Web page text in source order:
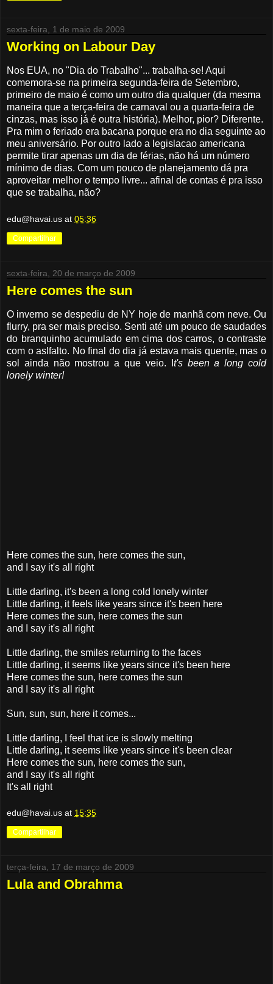
sexta-feira, 1 de maio de 2009
Working on Labour Day
Nos EUA, no "Dia do Trabalho"... trabalha-se! Aqui
comemora-se na primeira segunda-feira de Setembro,
primeiro de maio é como um outro dia qualquer (da mesma
maneira que a terça-feira de carnaval ou a quarta-feira de
cinzas, mas isso já é outra história). Melhor, pior? Diferente.
Pra mim o feriado era bacana porque era no dia seguinte ao
meu aniversário. Por outro lado a legislacao americana
permite tirar apenas um dia de férias, não há um número
mínimo de dias. Com um pouco de planejamento dá pra
aproveitar melhor o tempo livre... afinal de contas é pra isso
que se trabalha, não?
edu@havai.us at 05:36
Compartilhar
sexta-feira, 20 de março de 2009
Here comes the sun
O inverno se despediu de NY hoje de manhã com neve. Ou
flurry, pra ser mais preciso. Senti até um pouco de saudades
do branquinho acumulado em cima dos carros, o contraste
com o aslfalto. No final do dia já estava mais quente, mas o
sol ainda não mostrou a que veio. I t's been a long cold
lonely winter!
Here comes the sun, here comes the sun,
and I say it's all right
Little darling, it's been a long cold lonely winter
Little darling, it feels like years since it's been here
Here comes the sun, here comes the sun
and I say it's all right
Little darling, the smiles returning to the faces
Little darling, it seems like years since it's been here
Here comes the sun, here comes the sun
and I say it's all right
Sun, sun, sun, here it comes...
Little darling, I feel that ice is slowly melting
Little darling, it seems like years since it's been clear
Here comes the sun, here comes the sun,
and I say it's all right
It's all right
edu@havai.us at 15:35
Compartilhar
terça-feira, 17 de março de 2009
Lula and Obrahma